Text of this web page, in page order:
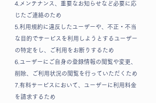
4.メンテナンス、重要なお知らせなど必要に応
じたご連絡のため
5.利用規約に違反したユーザーや、不正・不当
な目的でサービスを利用しようとするユーザー
の特定をし、ご利用をお断りするため
6.ユーザーにご自身の登録情報の閲覧や変更、
削除、ご利用状況の閲覧を行っていただくため
7.有料サービスにおいて、ユーザーに利用料金
を請求するため